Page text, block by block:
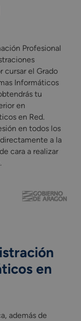
Profesional
cursar el Grado
Informáticos
tu
en
en Red.
en todos los
a la
cara a realizar
en
además de